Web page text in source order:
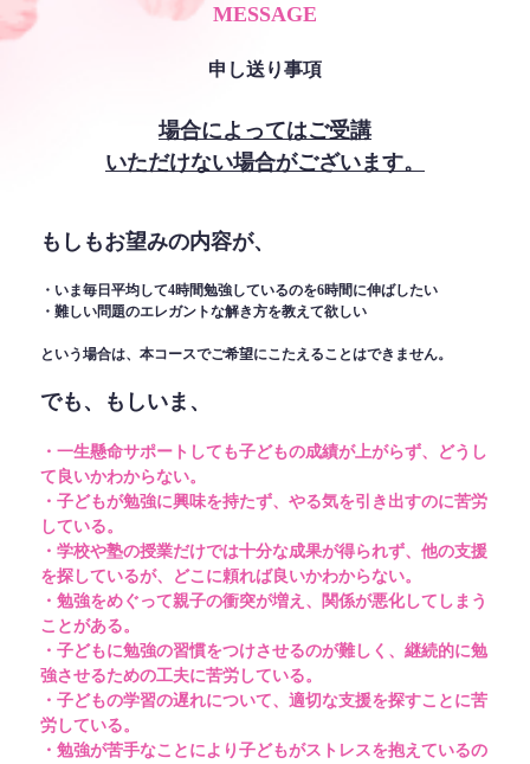
MESSAGE
申し送り事項
場合によってはご受講
いただけない場合がございます。
もしもお望みの内容が、
・いま毎日平均して4時間勉強しているのを6時間に伸ばしたい
・難しい問題のエレガントな解き方を教えて欲しい
という場合は、本コースでご希望にこたえることはできません。
でも、もしいま、
・一生懸命サポートしても子どもの成績が上がらず、どうし
て良いかわからない。
・子どもが勉強に興味を持たず、やる気を引き出すのに苦労
している。
・学校や塾の授業だけでは十分な成果が得られず、他の支援
を探しているが、どこに頼れば良いかわからない。
・勉強をめぐって親子の衝突が増え、関係が悪化してしまう
ことがある。
・子どもに勉強の習慣をつけさせるのが難しく、継続的に勉
強させるための工夫に苦労している。
・子どもの学習の遅れについて、適切な支援を探すことに苦
労している。
・勉強が苦手なことにより子どもがストレスを抱えているの